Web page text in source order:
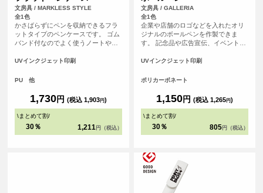
文房具 / MARKLESS STYLE
全1色
かさばらずにペンを収納できるフラ
ットタイプのペンケースです。 ゴム
バンド付なのでよく使うノートや手
ち歩かなくてもスマートに ペンを持
す。
UVインクジェット印刷
PU 他
1,730円 (税込 1,903円)
\まとめて割/
30％ 1,211 円（税込）
文房具 / GALLERIA
全1色
企業や店舗のロゴなどを入れたオリ
ジナルのボールペンを作製できま
す。 記念品や広告宣伝、イベントな
UVインクジェット印刷
ポリカーボネート
1,150円 (税込 1,265円)
\まとめて割/
30％ 805 円（税込）